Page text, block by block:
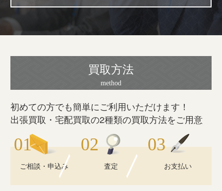
買取方法
初めての方でも簡単にご利用いただけます！
出張買取・宅配買取の2種類の買取方法をご用意
ご相談・申込み 査定 お支払い